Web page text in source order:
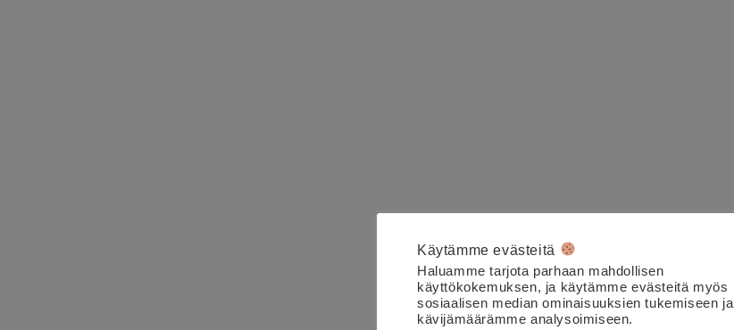
Käytämme evästeitä
Haluamme tarjota parhaan mahdollisen
käyttökokemuksen, ja käytämme evästeitä myös
sosiaalisen median ominaisuuksien tukemiseen ja
kävijämäärämme analysoimiseen.